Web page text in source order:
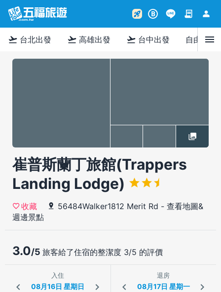
rocket_launch B contract person
flight_takeoff 台北出發 flight_takeoff 高雄出發 flight_takeoff 台中出發 自由行menu
崔普斯蘭丁旅館(Trappers
Landing Lodge)
收藏 56484Walker1812 Merit Rd - 查看地圖&
週邊景點
3.0/5 旅客給了住宿的整潔度 3/5 的評價
入住 退房